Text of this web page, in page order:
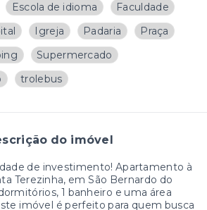
Escola de idioma
Faculdade
Igreja Padaria
Praça
Supermercado
trolebus
do imóvel
de investimento! Apartamento à
Terezinha, em São Bernardo do
1 banheiro e uma área
imóvel é perfeito para quem busca